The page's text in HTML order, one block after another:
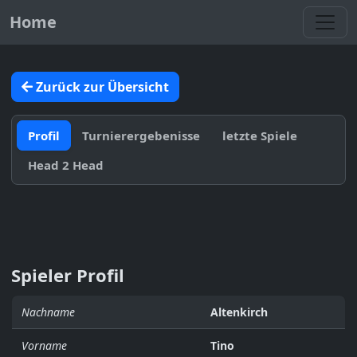
Home
Zurück zur Übersicht
Profil Turnierergebenisse
letzte Spiele
Head 2 Head
Spieler Profil
Nachname Altenkirch
Vorname Tino